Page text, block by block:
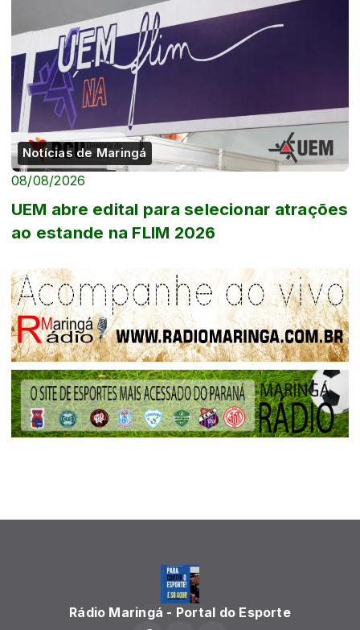
Notícias de Maringá
08/08/2026
UEM abre edital para selecionar atrações
ao estande na FLIM 2026
Rádio Maringá - Portal do Esporte